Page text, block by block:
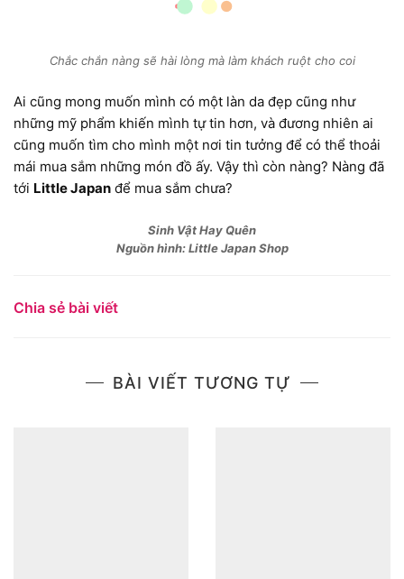
Chắc chắn nàng sẽ hài lòng mà làm khách ruột cho coi
Ai cũng mong muốn mình có một làn da đẹp cũng như
những mỹ phẩm khiến mình tự tin hơn, và đương nhiên ai
cũng muốn tìm cho mình một nơi tin tưởng để có thể thoải
mái mua sắm những món đồ ấy. Vậy thì còn nàng? Nàng đã
tới Little Japan để mua sắm chưa?
Sinh Vật Hay Quên
Nguồn hình: Little Japan Shop
Chia sẻ bài viết
BÀI VIẾT TƯƠNG TỰ